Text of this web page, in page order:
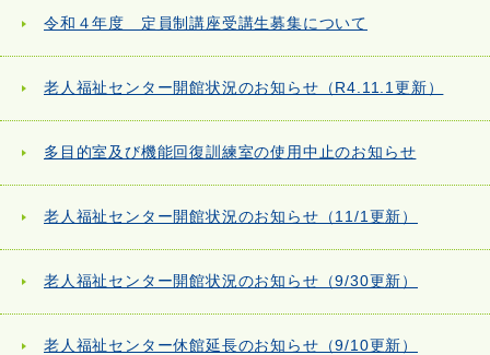
令和４年度 定員制講座受講生募集について
老人福祉センター開館状況のお知らせ（R4.11.1更新）
多目的室及び機能回復訓練室の使用中止のお知らせ
老人福祉センター開館状況のお知らせ（11/1更新）
老人福祉センター開館状況のお知らせ（9/30更新）
老人福祉センター休館延長のお知らせ（9/10更新）